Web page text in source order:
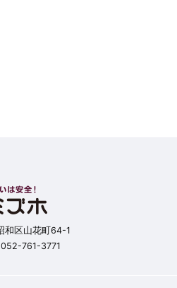
区山花町64-1
761-3771